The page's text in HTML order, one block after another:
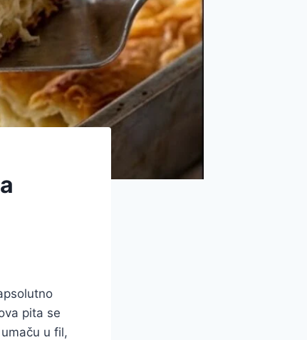
pita se
u fil,